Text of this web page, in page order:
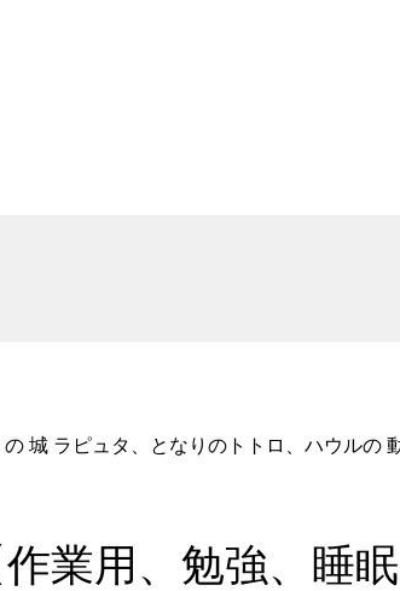
城 ラピュタ、となりのトトロ、ハウルの
業用、勉強、睡